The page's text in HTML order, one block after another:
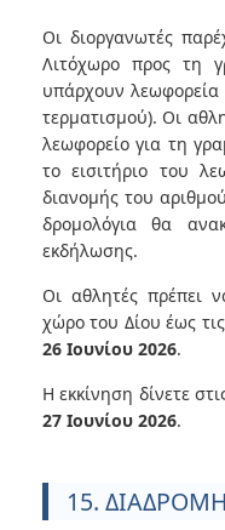
Οι διοργανωτές
Λιτόχωρο προς τη
υπάρχουν
τερματισμού). Οι
λεωφορείο για τη
το εισιτήριο του
διανομής του
δρομολόγια θα
εκδήλωσης.
Οι αθλητές πρέπει
χώρο του Δίου έως
26 Ιουνίου 2026.
Η εκκίνηση δίνετε
27 Ιουνίου 2026.
15.